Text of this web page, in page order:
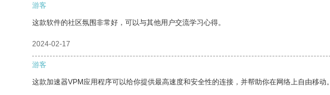
游客
这款软件的社区氛围非常好，可以与其他用户交流学习心得。
2024-02-17
游客
这款加速器VPM应用程序可以给你提供最高速度和安全性的连接，并帮助你在网络上自由移动。